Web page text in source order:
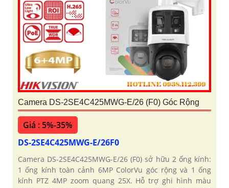
Camera DS-2SE4C425MWG-E/26 (F0) Góc Rộng
Giá : 5%-35%
DS-2SE4C425MWG-E/26F0
Camera DS-2SE4C425MWG-E/26 (F0) sở hữu 2 ống kính:
1 ống kính toàn cảnh 6MP ColorVu góc rộng và 1 ống
kính PTZ 4MP zoom quang 25X. Hỗ trợ ghi hình màu